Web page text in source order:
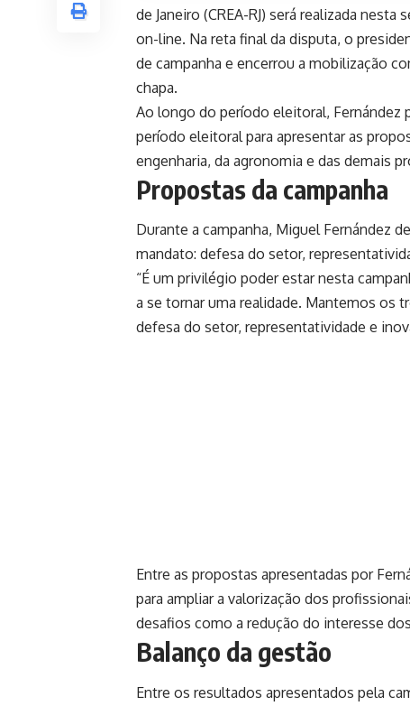
de Janeiro (CREA-RJ) será realizada
on-line. Na reta final da disputa, o
de campanha e encerrou a mobilização
chapa.
Ao longo do período eleitoral,
período eleitoral para apresentar as
engenharia, da agronomia e das demais
Propostas da campanha
Durante a campanha, Miguel Fernández
mandato: defesa do setor,
“É um privilégio poder estar nesta
a se tornar uma realidade. Mantemos os
defesa do setor, representatividade e
Entre as propostas apresentadas por
para ampliar a valorização dos
desafios como a redução do interesse
Balanço da gestão
Entre os resultados apresentados pela